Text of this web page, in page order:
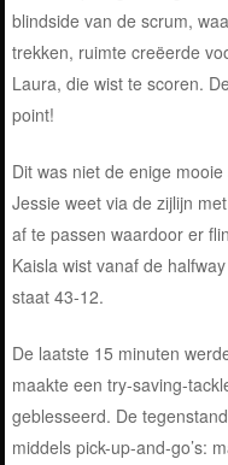
blindside van de scrum,
trekken, ruimte creëerde
Laura, die wist te scoren.
point!
Dit was niet de enige
Jessie weet via de zijlijn
af te passen waardoor er
Kaisla wist vanaf de
staat 43-12.
De laatste 15 minuten
maakte een try-saving-
geblesseerd. De
middels pick-up-and-go’s: